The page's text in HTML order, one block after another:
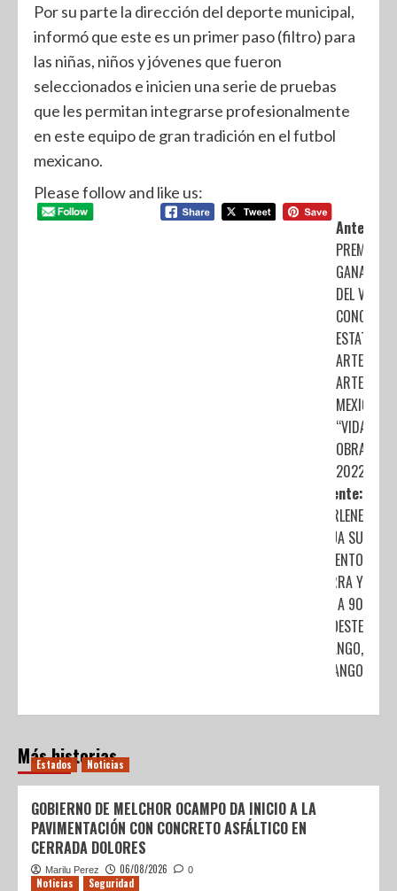
Por su parte la dirección del deporte municipal,
informó que este es un primer paso (filtro) para
las niñas, niños y jóvenes que fueron
seleccionados e inicien una serie de pruebas
que les permitan integrarse profesionalmente
en este equipo de gran tradición en el futbol
mexicano.
Please follow and like us:
Anterior:
PREMIAN A
DEL VI
CONCURSO
ESTATAL
ARTESANA
ARTESANO
“VIDA Y
OBRA
2022”
Siguiente:
ORLENE
CONTINÚA SU
DESPLAZAMIENTO
SOBRE TIERRA Y
SE UBICA A 90
KM AL SUROESTE
DE DURANGO,
DURANGO
Más historias
Estados Noticias
GOBIERNO DE MELCHOR OCAMPO DA INICIO A LA
PAVIMENTACIÓN CON CONCRETO ASFÁLTICO EN
CERRADA DOLORES
Marilu Perez 06/08/2026 0
Noticias Seguridad